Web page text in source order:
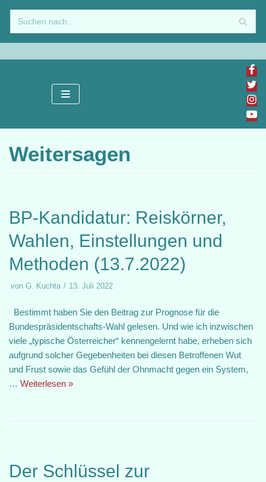
Zum
Inhalt
springen
Weitersagen
BP-Kandidatur: Reiskörner,
Wahlen, Einstellungen und
Methoden (13.7.2022)
von G. Kuchta 13. Juli 2022
Bestimmt haben Sie den Beitrag zur Prognose für die
Bundespräsidentschafts-Wahl gelesen. Und wie ich inzwischen
viele „typische Österreicher“ kennengelernt habe, erheben sich
aufgrund solcher Gegebenheiten bei diesen Betroffenen Wut
und Frust sowie das Gefühl der Ohnmacht gegen ein System,
… Weiterlesen »
Der Schlüssel zur